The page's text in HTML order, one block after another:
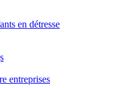
en détresse
entreprises